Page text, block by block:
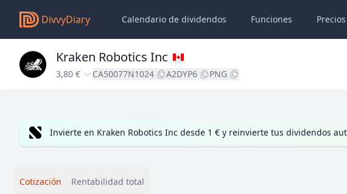
DivvyDiary Calendario de dividendos Funciones Precios
Kraken Robotics Inc
3,80 € CA50077N1024 A2DYP6 PNG
Invierte en Kraken Robotics Inc desde 1 € y reinvierte tus dividendos
Cotización Rentabilidad total